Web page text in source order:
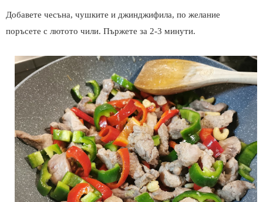
Добавете чесъна, чушките и джинджифила, по желание
поръсете с лютото чили. Пържете за 2-3 минути.